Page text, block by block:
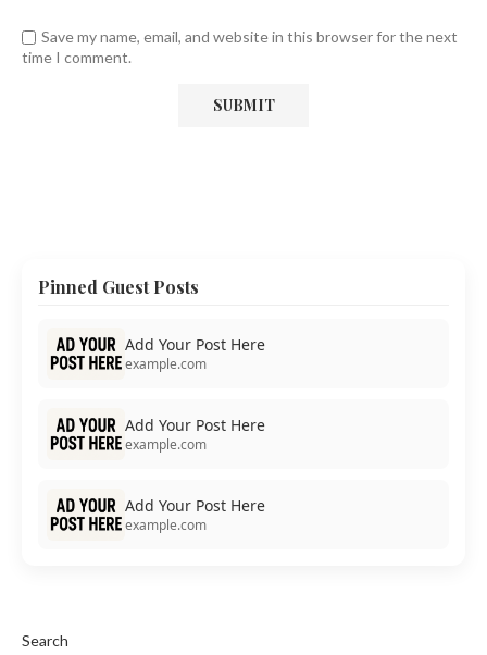
Save my name, email, and website in this browser for the next
time I comment.
Pinned Guest Posts
Add Your Post Here
example.com
Add Your Post Here
example.com
Add Your Post Here
example.com
Search